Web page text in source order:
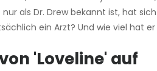
als Dr. Drew bekannt ist, hat sich
ein Arzt? Und wie viel hat er
'Loveline' auf